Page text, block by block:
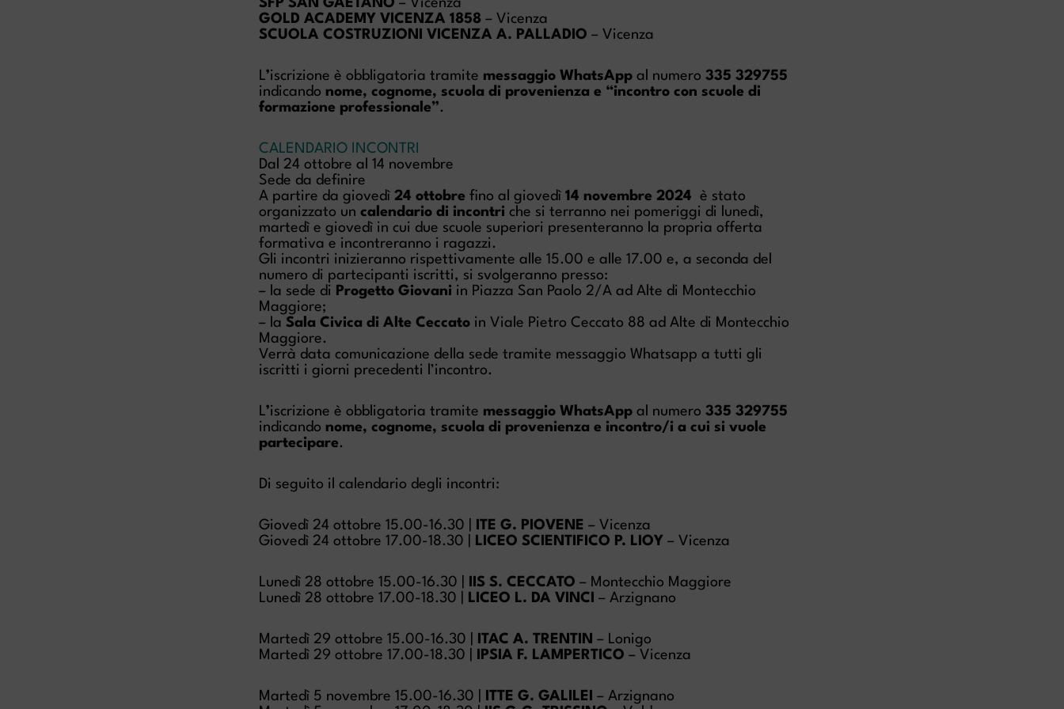
SFP SAN GAETANO – Vicenza
GOLD ACADEMY VICENZA 1858 – Vicenza
SCUOLA COSTRUZIONI VICENZA A. PALLADIO – Vicenza
L’iscrizione è obbligatoria tramite messaggio WhatsApp al numero 335 329755
indicando nome, cognome, scuola di provenienza e “incontro con scuole di
formazione professionale”.
CALENDARIO INCONTRI
Dal 24 ottobre al 14 novembre
Sede da definire
A partire da giovedì 24 ottobre fino al giovedì 14 novembre 2024 è stato
organizzato un calendario di incontri che si terranno nei pomeriggi di lunedì,
martedì e giovedì in cui due scuole superiori presenteranno la propria offerta
formativa e incontreranno i ragazzi.
Gli incontri inizieranno rispettivamente alle 15.00 e alle 17.00 e, a seconda del
numero di partecipanti iscritti, si svolgeranno presso:
– la sede di
Progetto Giovani in Piazza San Paolo 2/A ad Alte di Montecchio
Maggiore;
– la Sala Civica di Alte Ceccato in Viale Pietro Ceccato 88 ad Alte di Montecchio
Maggiore.
Verrà data comunicazione della sede tramite messaggio Whatsapp a tutti gli
iscritti i giorni precedenti l’incontro.
L’iscrizione è obbligatoria tramite messaggio WhatsApp al numero 335 329755
indicando nome, cognome, scuola di provenienza e incontro/i a cui si vuole
partecipare.
Di seguito il calendario degli incontri:
Giovedì 24 ottobre 15.00-16.30 | ITE G. PIOVENE – Vicenza
Giovedì 24 ottobre 17.00-18.30 |
LICEO SCIENTIFICO P. LIOY – Vicenza
Lunedì 28 ottobre 15.00-16.30 | IIS S. CECCATO – Montecchio Maggiore
Lunedì 28 ottobre 17.00-18.30 |
LICEO L. DA VINCI – Arzignano
Martedì 29 ottobre 15.00-16.30 | ITAC A. TRENTIN – Lonigo
Martedì 29 ottobre 17.00-18.30 |
IPSIA F. LAMPERTICO – Vicenza
Martedì 5 novembre 15.00-16.30 | ITTE G. GALILEI
– Arzignano